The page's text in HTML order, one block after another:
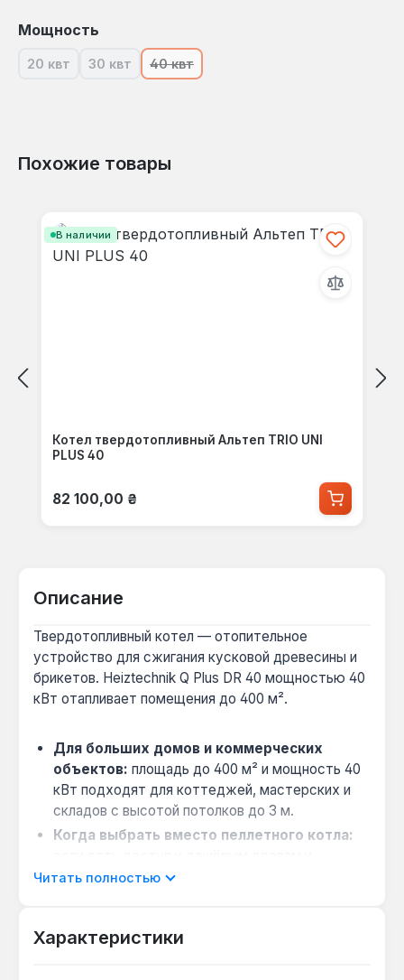
Выберите
Мощность
20 квт(В настоящее время эта опция недоступна.)
30 квт(В настоящее время эта опция недоступна.)
40 квт(В настоящее время эта опция
Похожие товары
В наличии
Котел твердотопливный Альтеп TRIO UNI
PLUS 40
Обычная цена:
82 100,00 ₴
Описание
Твердотопливный котел — отопительное
устройство для сжигания кусковой древесины и
брикетов. Heiztechnik Q Plus DR 40 мощностью 40
кВт отапливает помещения до 400 м².
Для больших домов и коммерческих
объектов: площадь до 400 м² и мощность 40
кВт подходят для коттеджей, мастерских и
складов с высотой потолков до 3 м.
Когда выбрать вместо пеллетного котла:
брикетам, а автоматическая загрузка не
Совместимость с системой ГВП:
Читать полностью
Характеристики